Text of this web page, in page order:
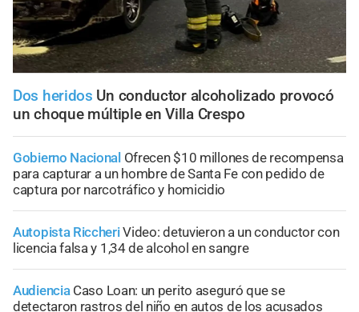
Dos heridos Un conductor alcoholizado provocó
un choque múltiple en Villa Crespo
Gobierno Nacional Ofrecen $10 millones de recompensa
para capturar a un hombre de Santa Fe con pedido de
captura por narcotráfico y homicidio
Autopista RiccheriVideo: detuvieron a un conductor con
licencia falsa y 1,34 de alcohol en sangre
Audiencia Caso Loan: un perito aseguró que se
detectaron rastros del niño en autos de los acusados